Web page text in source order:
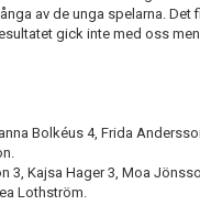
av de unga spelarna. Det
gick inte med oss
Bolkéus 4, Frida
3, Kajsa Hager 3, Moa
Lothström.